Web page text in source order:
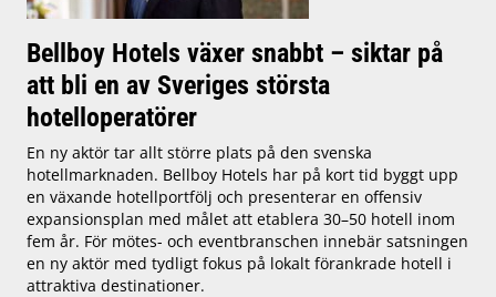
Bellboy Hotels växer snabbt – siktar på
att bli en av Sveriges största
hotelloperatörer
En ny aktör tar allt större plats på den svenska
hotellmarknaden. Bellboy Hotels har på kort tid byggt upp
en växande hotellportfölj och presenterar en offensiv
expansionsplan med målet att etablera 30–50 hotell inom
fem år. För mötes- och eventbranschen innebär satsningen
en ny aktör med tydligt fokus på lokalt förankrade hotell i
attraktiva destinationer.